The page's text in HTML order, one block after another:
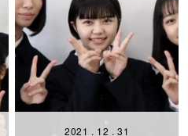
2021 . 12 . 31